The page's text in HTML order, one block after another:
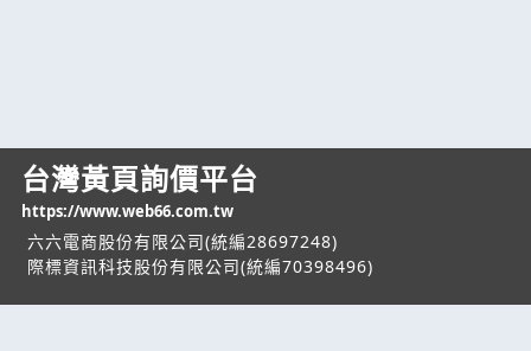
台灣黃頁詢價平台
https://www.web66.com.tw
六六電商股份有限公司(統編28697248)
際標資訊科技股份有限公司(統編70398496)